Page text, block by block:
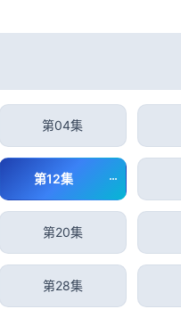
第04集
第12集
第20集
第28集